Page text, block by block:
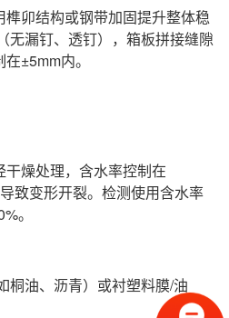
卯结构或钢带加固提升整体稳
无漏钉、透钉），箱板拼接缝隙
±5mm内‌。
燥处理，含水率控制在
致变形开裂。检测使用含水率
。
桐油、沥青）或衬塑料膜/油